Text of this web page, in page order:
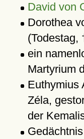
David von
Dorothea
(Todestag,
ein
Martyrium
Euthymius
Zéla,
der